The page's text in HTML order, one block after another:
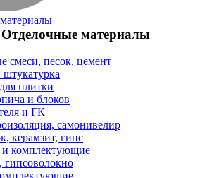
Отделочные материалы
смеси, песок, цемент
плитки
и блоков
и ГК
самонивелир
керамзит, гипс
и комплектующие
гипсоволокно